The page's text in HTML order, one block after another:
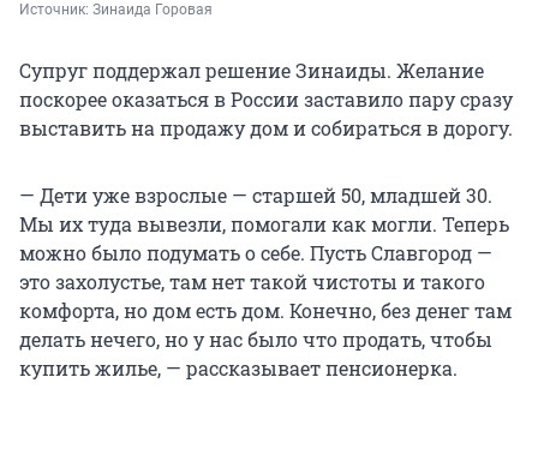
Источник: Зинаида Горовая
Супруг поддержал решение Зинаиды. Желание
поскорее оказаться в России заставило пару сразу
выставить на продажу дом и собираться в дорогу.
— Дети уже взрослые — старшей 50, младшей 30.
Мы их туда вывезли, помогали как могли. Теперь
можно было подумать о себе. Пусть Славгород —
это захолустье, там нет такой чистоты и такого
комфорта, но дом есть дом. Конечно, без денег там
делать нечего, но у нас было что продать, чтобы
купить жилье, — рассказывает пенсионерка.